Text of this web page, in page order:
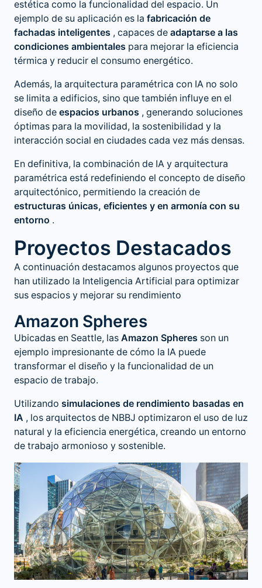
estética como la funcionalidad del espacio. Un
ejemplo de su aplicación es la fabricación de
fachadas inteligentes , capaces de adaptarse a las
condiciones ambientales para mejorar la eficiencia
térmica y reducir el consumo energético.
Además, la arquitectura paramétrica con IA no solo
se limita a edificios, sino que también influye en el
diseño de espacios urbanos , generando soluciones
óptimas para la movilidad, la sostenibilidad y la
interacción social en ciudades cada vez más densas.
En definitiva, la combinación de IA y arquitectura
paramétrica está redefiniendo el concepto de diseño
arquitectónico, permitiendo la creación de
estructuras únicas, eficientes y en armonía con su
entorno .
Proyectos Destacados
A continuación destacamos algunos proyectos que
han utilizado la Inteligencia Artificial para optimizar
sus espacios y mejorar su rendimiento
Amazon Spheres
Ubicadas en Seattle, las Amazon Spheres son un
ejemplo impresionante de cómo la IA puede
transformar el diseño y la funcionalidad de un
espacio de trabajo.
Utilizando simulaciones de rendimiento basadas en
IA , los arquitectos de NBBJ optimizaron el uso de luz
natural y la eficiencia energética, creando un entorno
de trabajo armonioso y sostenible​.